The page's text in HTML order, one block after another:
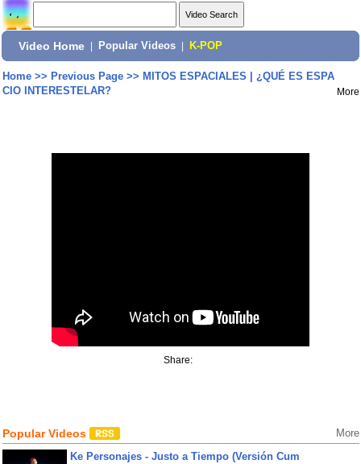
Video Home Popular Videos K-POP
Home>> Previous Page>> MITOS ESPACIALES | ¿QUÉ ES ESPA
CIO INTERESTELAR?
More
Share:
Popular Videos More
Ke Personajes - Justo a Tiempo (Versión Cum